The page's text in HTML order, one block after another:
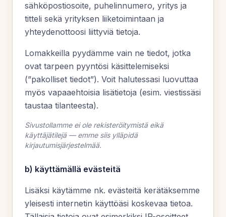
sähköpostiosoite, puhelinnumero, yritys ja
titteli sekä yrityksen liiketoimintaan ja
yhteydenottoosi liittyviä tietoja.
Lomakkeilla pyydämme vain ne tiedot, jotka
ovat tarpeen pyyntösi käsittelemiseksi
(”pakolliset tiedot”). Voit halutessasi luovuttaa
myös vapaaehtoisia lisätietoja (esim. viestissäsi
taustaa tilanteesta).
Sivustollamme ei ole rekisteröitymistä eikä
käyttäjätilejä — emme siis ylläpidä
kirjautumisjärjestelmää.
b) käyttämällä evästeitä
Lisäksi käytämme nk. evästeitä kerätäksemme
yleisesti internetin käyttöäsi koskevaa tietoa.